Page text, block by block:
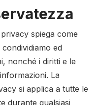
spiega come
ed
nonché i diritti e le
La
si applica a tutte le
durante qualsiasi